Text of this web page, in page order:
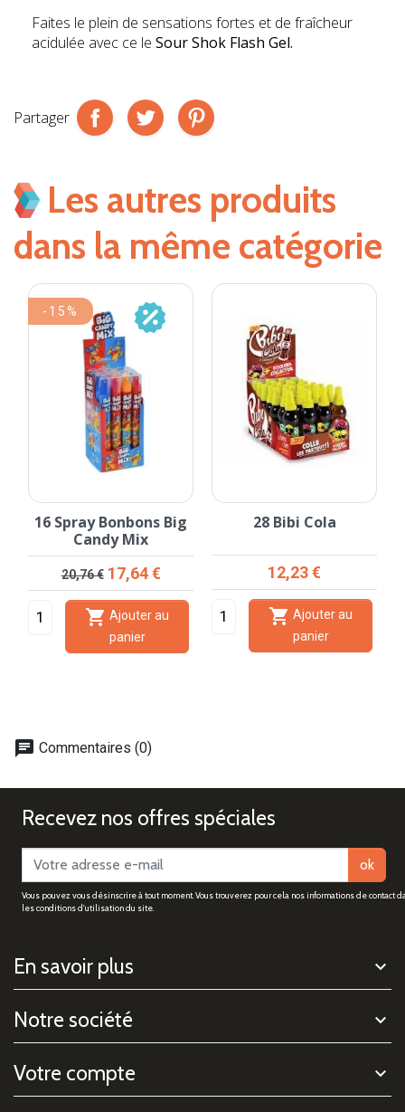
Faites le plein de sensations fortes et de fraîcheur
acidulée avec ce le Sour Shok Flash Gel.
Partager
Les autres produits
dans la même catégorie
16 Spray Bonbons Big
Candy Mix
Prix de base
20,76 € Prix
17,64 €
 Ajouter au
panier
-15%
28 Bibi Cola
Prix
12,23 €
 Ajouter au
panier
chat Commentaires (0)
Recevez nos offres spéciales
ok
Vous pouvez vous désinscrire à tout moment. Vous trouverez pour cela nos informations de contact
les conditions d'utilisation du site.
En savoir plus
Notre société
Votre compte